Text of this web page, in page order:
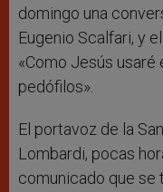
domingo una
Eugenio Scalfari, y
«Como Jesús
pedófilos».
El portavoz de la
Lombardi, pocas
comunicado que se